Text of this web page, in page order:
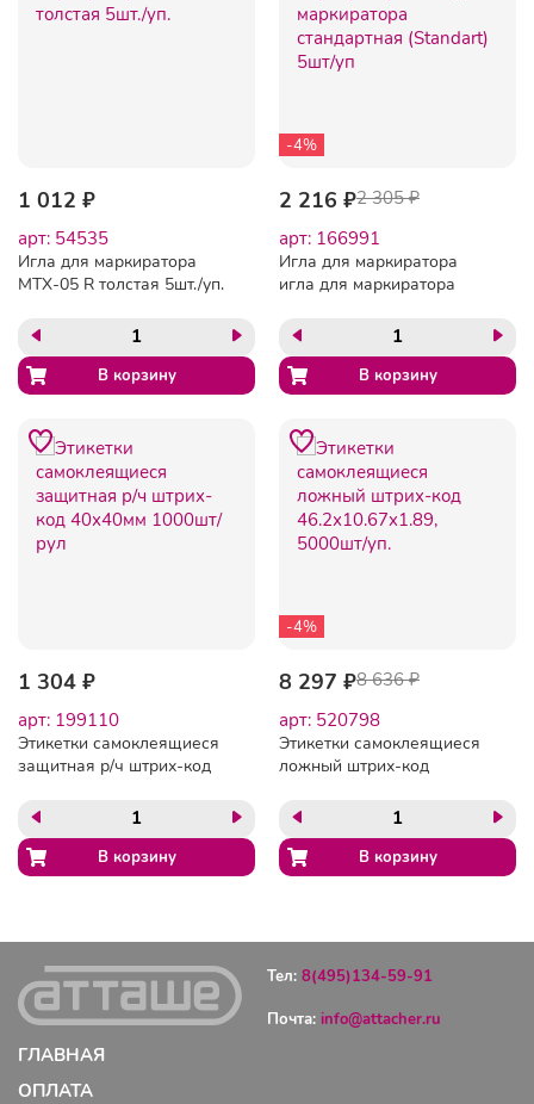
1 012 ₽
арт: 54535
Игла для маркиратора
MTX-05 R толстая 5шт./уп.
-4%
2 216 ₽2 305 ₽
арт: 166991
Игла для маркиратора
игла для маркиратора
5шт/уп
1 304 ₽
арт: 199110
Этикетки самоклеящиеся
защитная р/ч штрих-код
-4%
8 297 ₽8 636 ₽
арт: 520798
Этикетки самоклеящиеся
ложный штрих-код
уп.
Тел: 8(495)134-59-91
Почта: info@attacher.ru
ГЛАВНАЯ
ОПЛАТА